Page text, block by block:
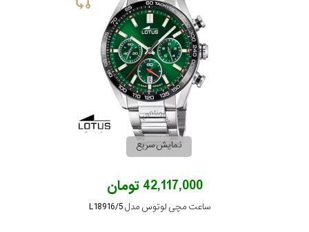
نمایش سریع
42,117,000 تومان
ساعت مچی لوتوس مدل L18916/5